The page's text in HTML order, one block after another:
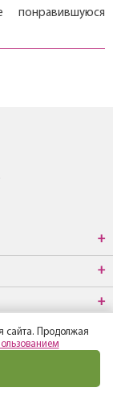
понравившуюся
сайта. Продолжая